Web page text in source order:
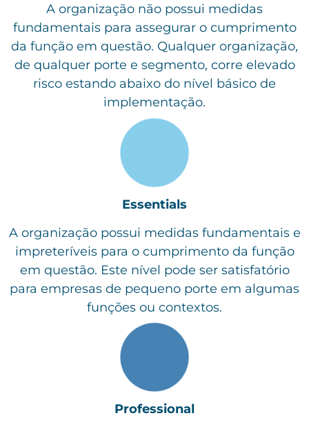
A organização não possui medidas
fundamentais para assegurar o cumprimento
da função em questão. Qualquer organização,
de qualquer porte e segmento, corre elevado
risco estando abaixo do nível básico de
implementação.
Essentials
A organização possui medidas fundamentais e
impreteríveis para o cumprimento da função
em questão. Este nível pode ser satisfatório
para empresas de pequeno porte em algumas
funções ou contextos.
Professional